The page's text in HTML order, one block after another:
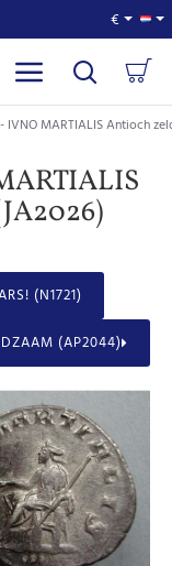
€
IVNO MARTIALIS Antioch
(N1721)
(AP2044)